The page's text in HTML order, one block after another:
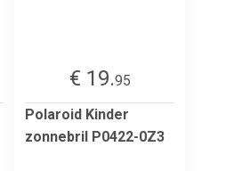
€ 19.95
Polaroid Kinder
zonnebril P0422-0Z3